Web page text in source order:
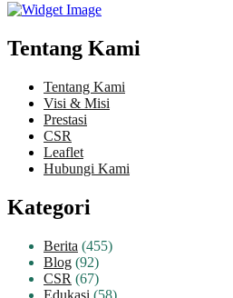
Tentang Kami
Tentang Kami
Visi & Misi
Prestasi
CSR
Leaflet
Hubungi Kami
Kategori
Berita (455)
Blog (92)
CSR (67)
Edukasi (58)